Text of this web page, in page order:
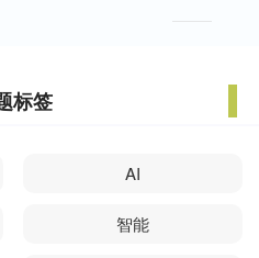
标签
AI
智能